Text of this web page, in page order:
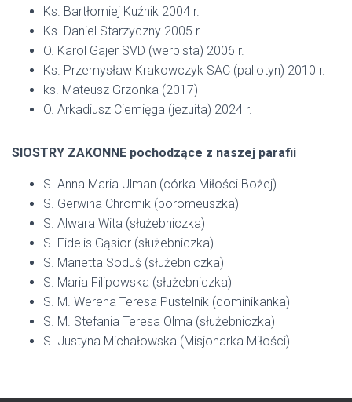
Ks. Bartłomiej Kuźnik 2004 r.
Ks. Daniel Starzyczny 2005 r.
O. Karol Gajer SVD (werbista) 2006 r.
Ks. Przemysław Krakowczyk SAC (pallotyn) 2010 r.
ks. Mateusz Grzonka (2017)
O. Arkadiusz Ciemięga (jezuita) 2024 r.
SIOSTRY ZAKONNE pochodzące z naszej parafii
S. Anna Maria Ulman (córka Miłości Bożej)
S. Gerwina Chromik (boromeuszka)
S. Alwara Wita (służebniczka)
S. Fidelis Gąsior (służebniczka)
S. Marietta Soduś (służebniczka)
S. Maria Filipowska (służebniczka)
S. M. Werena Teresa Pustelnik (dominikanka)
S. M. Stefania Teresa Olma (służebniczka)
S. Justyna Michałowska (Misjonarka Miłości)